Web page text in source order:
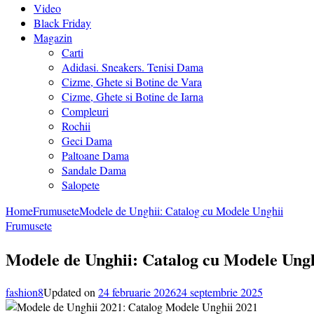
Video
Black Friday
Magazin
Carti
Adidasi. Sneakers. Tenisi Dama
Cizme, Ghete si Botine de Vara
Cizme, Ghete si Botine de Iarna
Compleuri
Rochii
Geci Dama
Paltoane Dama
Sandale Dama
Salopete
HomeFrumuseteModele de Unghii: Catalog cu Modele Unghii
Frumusete
Modele de Unghii: Catalog cu Modele
fashion8Updated on24 februarie 202624 septembrie 2025